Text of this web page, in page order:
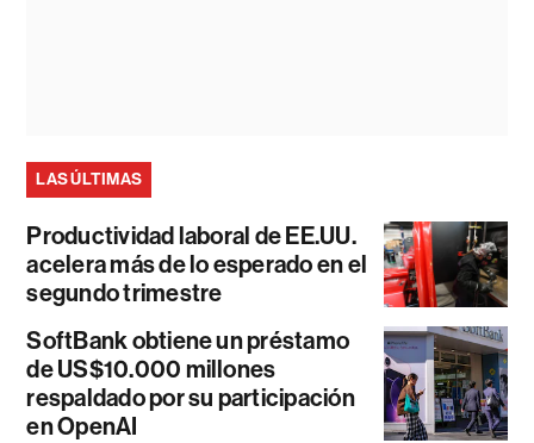
LAS ÚLTIMAS
Productividad laboral de EE.UU.
acelera más de lo esperado en el
segundo trimestre
SoftBank obtiene un préstamo
de US$10.000 millones
respaldado por su participación
en OpenAI